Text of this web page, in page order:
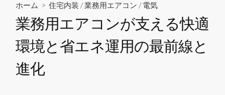
ホーム > 住宅内装 /業務用エアコン /電気
業務用エアコンが支える快適
環境と省エネ運用の最前線と
進化